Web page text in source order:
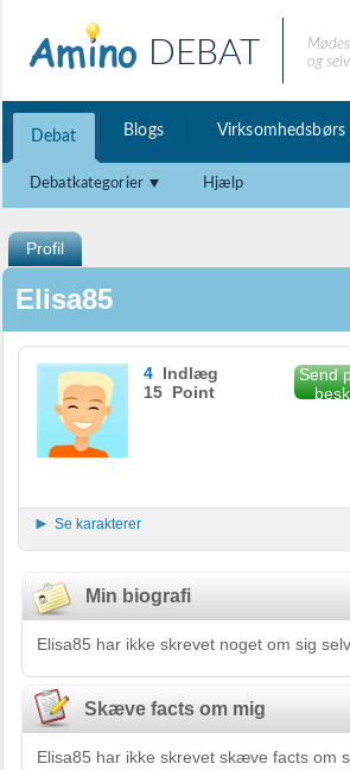
DEBAT
og
Debat Blogs Virksomhedsbørs
Debatkategorier Hjælp
Profil
Elisa85
4 Indlæg
15 Point
Send
Se karakterer
Min biografi
Elisa85 har ikke skrevet noget om sig selv.
Skæve facts om mig
Elisa85 har ikke skrevet skæve facts om